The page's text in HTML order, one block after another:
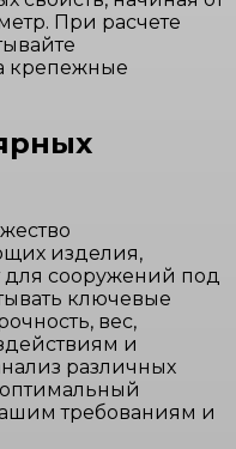
При расчете
крепежные
изделия,
для сооружений под
ключевые
вес,
и
различных
требованиям и